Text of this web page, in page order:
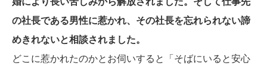
の社長である男性に惹かれ、その社長を忘れられない諦
めきれないと相談されました。
どこに惹かれたのかとお伺いすると「そばにいると安心